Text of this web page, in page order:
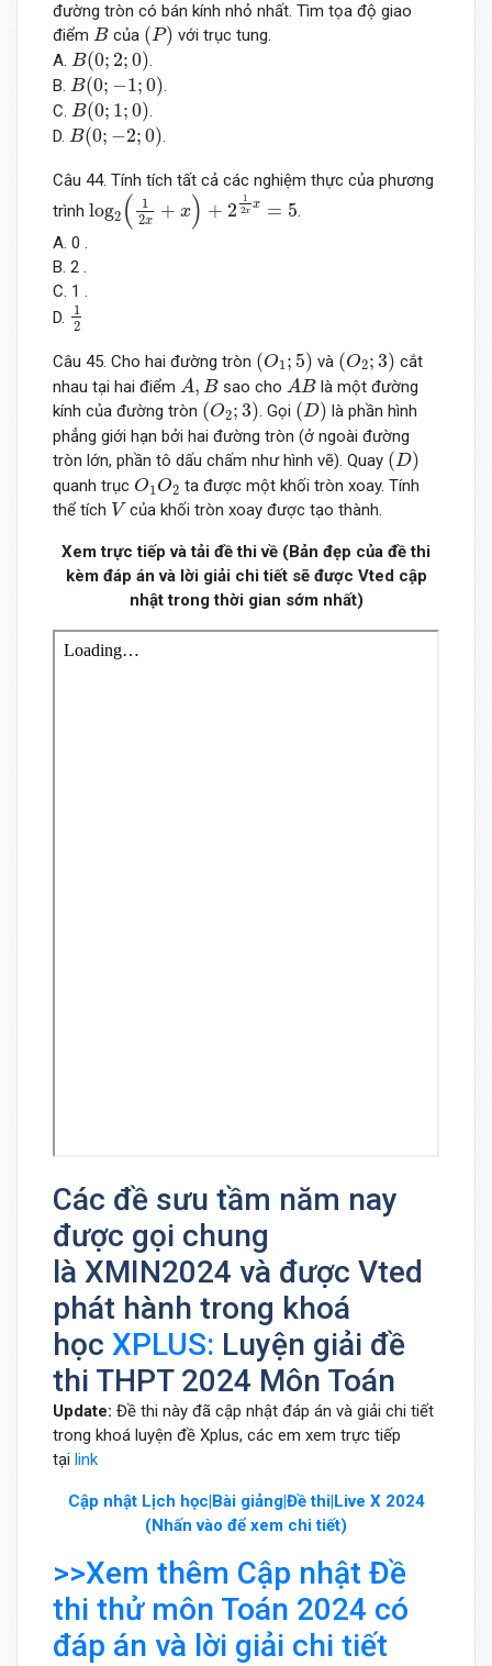
đường tròn có bán kính nhỏ nhất. Tìm tọa độ giao
điểm B
B của (P)
(P) với trục tung.
A. B(0; 2;0)
B(0;2;0) .
B. B(0; −1;0)
B(0;− 1;0)
.
C. B(0; 1;0)
B(0;1;0) .
D. B(0; −2;0)
B(0;− 2;0) .
Câu 44. Tính tích tất cả các nghiệm thực của phương
trình log2 (
1
2x + x) + 2
1
2x
x = 5
log2(12x+ x)+212xx=5
A. 0 .
B. 2 .
C. 1 .
D.
1
2
1 2
Câu 45. Cho hai đường tròn (O1; 5)
(O1 5) và (O2;3)
(O2 3) cắt
nhau tại hai điểm A, B
A B sao cho AB
AB là một đường
kính của đường tròn (O2;3)
(O2 3) . Gọi (D)
(D)
là phần hình
phẳng giới hạn bởi hai đường tròn (ở ngoài đường
tròn lớn, phần tô dấu chấm như hình vẽ). Quay (D)
(D)
quanh trục O1 O2
O1 O
ta được một khối tròn xoay. Tính
thể tích V
Vcủa khối tròn xoay được tạo thành.
Xem trực tiếp và tải đề thi về (Bản đẹp của đề thi
kèm đáp án và lời giải chi tiết sẽ được Vted cập
nhật trong thời gian sớm nhất)
Các đề sưu tầm năm nay
được gọi chung
là XMIN2024 và được Vted
phát hành trong khoá
học XPLUS: Luyện giải đề
thi THPT 2024 Môn Toán
Update: Đề thi này đã cập nhật đáp án và giải chi tiết
trong khoá luyện đề Xplus, các em xem trực tiếp
tại link
Cập nhật Lịch học|Bài giảng|Đề thi|Live X 2024
(Nhấn vào để xem chi tiết)
>>Xem thêm Cập nhật Đề
thi thử môn Toán 2024 có
đáp án và lời giải chi tiết